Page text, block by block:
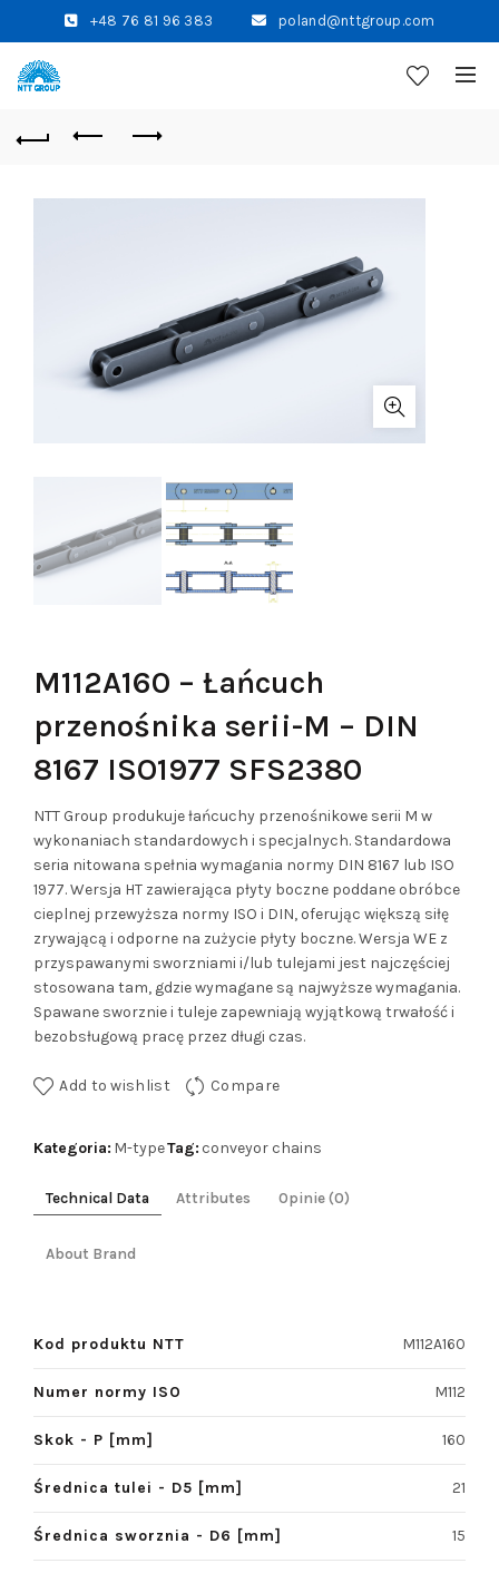
+48 76 81 96 383 poland@nttgroup.com
M112A160 – Łańcuch
przenośnika serii-M – DIN
8167 ISO1977 SFS2380
NTT Group produkuje łańcuchy przenośnikowe serii M w
wykonaniach standardowych i specjalnych. Standardowa
seria nitowana spełnia wymagania normy DIN 8167 lub ISO
1977. Wersja HT zawierająca płyty boczne poddane obróbce
cieplnej przewyższa normy ISO i DIN, oferując większą siłę
zrywającą i odporne na zużycie płyty boczne. Wersja WE z
przyspawanymi sworzniami i/lub tulejami jest najczęściej
stosowana tam, gdzie wymagane są najwyższe wymagania.
Spawane sworznie i tuleje zapewniają wyjątkową trwałość i
bezobsługową pracę przez długi czas.
Add to wishlist Compare
Kategoria: M-typeTag: conveyor chains
Technical Data Attributes Opinie (0)
About Brand
Kod produktu NTT M112A160
Numer normy ISO M112
Skok - P [mm] 160
Średnica tulei - D5 [mm] 21
Średnica sworznia - D6 [mm] 15